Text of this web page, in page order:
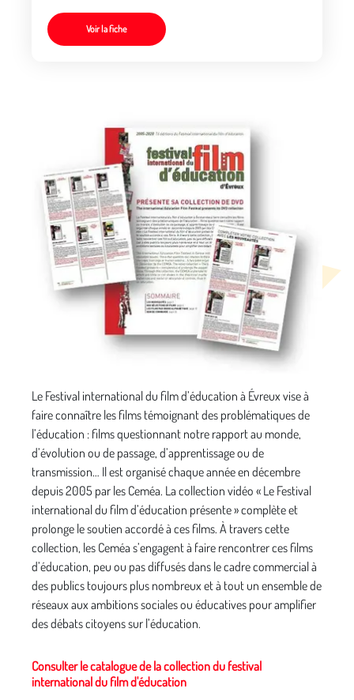
Voir la fiche
Le Festival international du film d’éducation à Évreux vise à
faire connaître les films témoignant des problématiques de
l’éducation : films questionnant notre rapport au monde,
d’évolution ou de passage, d’apprentissage ou de
transmission… Il est organisé chaque année en décembre
depuis 2005 par les Ceméa. La collection vidéo « Le Festival
international du film d’éducation présente » complète et
prolonge le soutien accordé à ces films. À travers cette
collection, les Ceméa s’engagent à faire rencontrer ces films
d’éducation, peu ou pas diffusés dans le cadre commercial à
des publics toujours plus nombreux et à tout un ensemble de
réseaux aux ambitions sociales ou éducatives pour amplifier
des débats citoyens sur l’éducation.
Consulter le catalogue de la collection du festival
international du film d'éducation